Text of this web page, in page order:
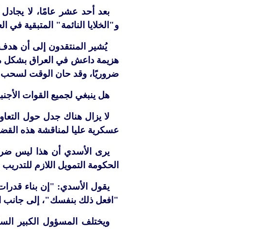
بعد أحد عشر عامًا، لا
و"الخلايا النائمة" المتبقية
يُشير المنتقدون إلى أن
هزيمة داعش في العراق بشكل
ضروريًا، وقد حان الوقت لسحب
هل ينبغي لجميع القوات
لا يزال هناك جدل حول
عسكرية عليا لمناقشة هذه
يرى الأسدي أن هذا ليس
الحكومة التمويل اللازم
يقول الأسدي: "إن بناء
"افعل ذلك بنفسك"، إلى جانب
ويختلف المسؤول الكبير